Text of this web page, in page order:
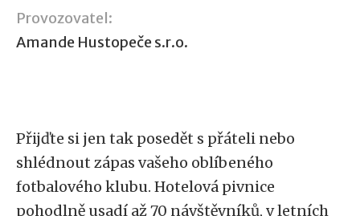
Provozovatel:
Amande Hustopeče s.r.o.
Přijďte si jen tak posedět s přáteli nebo
shlédnout zápas vašeho oblíbeného
fotbalového klubu. Hotelová pivnice
pohodlně usadí až 70 návštěvníků, v letních